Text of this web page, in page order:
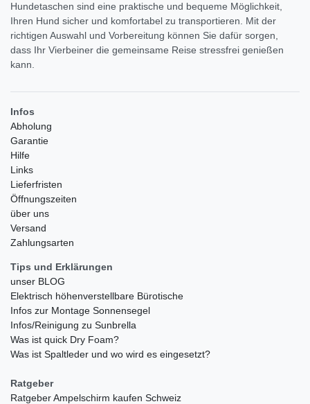
Hundetaschen sind eine praktische und bequeme Möglichkeit,
Ihren Hund sicher und komfortabel zu transportieren. Mit der
richtigen Auswahl und Vorbereitung können Sie dafür sorgen,
dass Ihr Vierbeiner die gemeinsame Reise stressfrei genießen
kann.
Infos
Abholung
Garantie
Hilfe
Links
Lieferfristen
Öffnungszeiten
über uns
Versand
Zahlungsarten
Tips und Erklärungen
unser BLOG
Elektrisch höhenverstellbare Bürotische
Infos zur Montage Sonnensegel
Infos/Reinigung zu Sunbrella
Was ist quick Dry Foam?
Was ist Spaltleder und wo wird es eingesetzt?
Ratgeber
Ratgeber Ampelschirm kaufen Schweiz